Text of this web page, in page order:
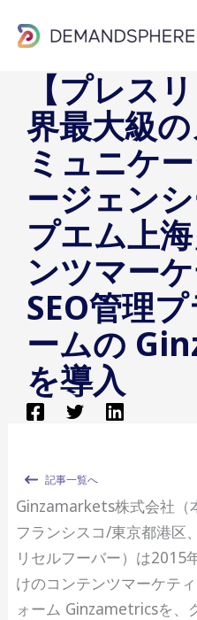
【プレス
界最大級
ミュニケ
ージェン
プエム上
ンツマー
SEO管理
ームの
を導入
記事一覧へ
Ginzamarkets株式会社（
フランシスコ/東京都港区
リセルフーバー）は2015
けのコンテンツマーケテ
ォーム Ginzametricsを、